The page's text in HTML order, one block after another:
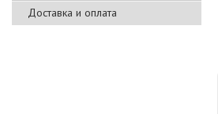
Доставка и оплата